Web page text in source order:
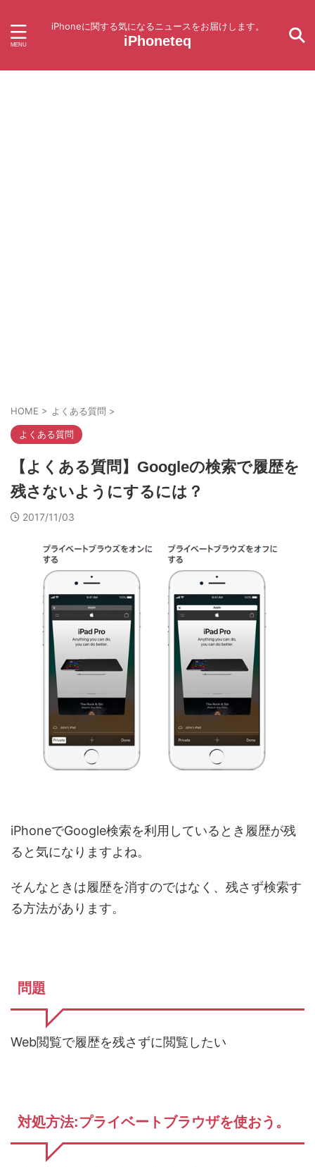
iPhoneに関する気になるニュースをお届けします。
iPhoneteq
HOME > よくある質問 >
よくある質問
【よくある質問】Googleの検索で履歴を
残さないようにするには？
2017/11/03
iPhoneでGoogle検索を利用しているとき履歴が残
ると気になりますよね。
そんなときは履歴を消すのではなく、残さず検索す
る方法があります。
問題
Web閲覧で履歴を残さずに閲覧したい
対処方法:プライベートブラウザを使おう。